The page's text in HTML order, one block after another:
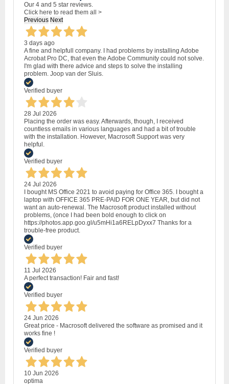
Our 4 and 5 star reviews.
Click here to read them all >
Previous Next
3 days ago
A fine and helpfull company. I had problems by installing Adobe
Acrobat Pro DC, that even the Adobe Community could not solve.
I'm glad with there advice and steps to solve the installing
problem. Joop van der Sluis.
Verified buyer
28 Jul 2026
Placing the order was easy. Afterwards, though, I received
countless emails in various languages and had a bit of trouble
with the installation. However, Macrosoft Support was very
helpful.
Verified buyer
24 Jul 2026
I bought MS Office 2021 to avoid paying for Office 365. I bought a
laptop with OFFICE 365 PRE-PAID FOR ONE YEAR, but did not
want an auto-renewal. The Macrosoft product installed without
problems, (once I had been bold enough to click on
https://photos.app.goo.gl/u5mHi1a6RELpDyxx7 Thanks for a
trouble-free product.
Verified buyer
11 Jul 2026
A perfect transaction! Fair and fast!
Verified buyer
24 Jun 2026
Great price - Macrosoft delivered the software as promised and it
works fine !
Verified buyer
10 Jun 2026
optima